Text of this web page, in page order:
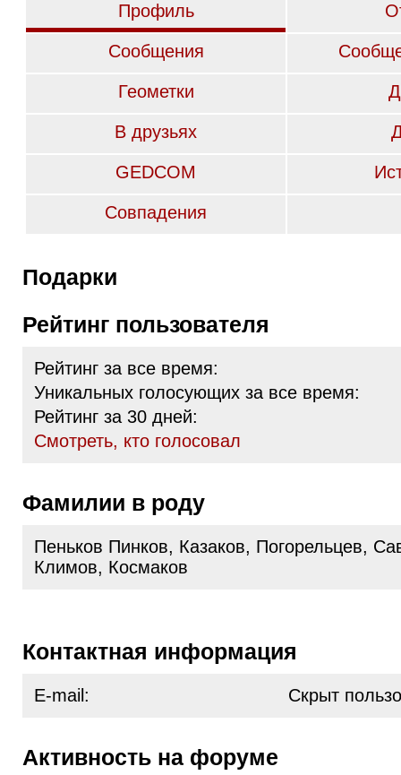
Профиль
Сообщения
Геометки
В друзьях
GEDCOM
Совпадения
Подарки
Рейтинг пользователя
Рейтинг за все время:
Уникальных голосующих за все время:
Рейтинг за 30 дней:
Cмотреть, кто голосовал
Фамилии в роду
Пеньков Пинков, Казаков, Погорельцев,
Климов, Космаков
Контактная информация
E-mail: Скрыт
Активность на форуме